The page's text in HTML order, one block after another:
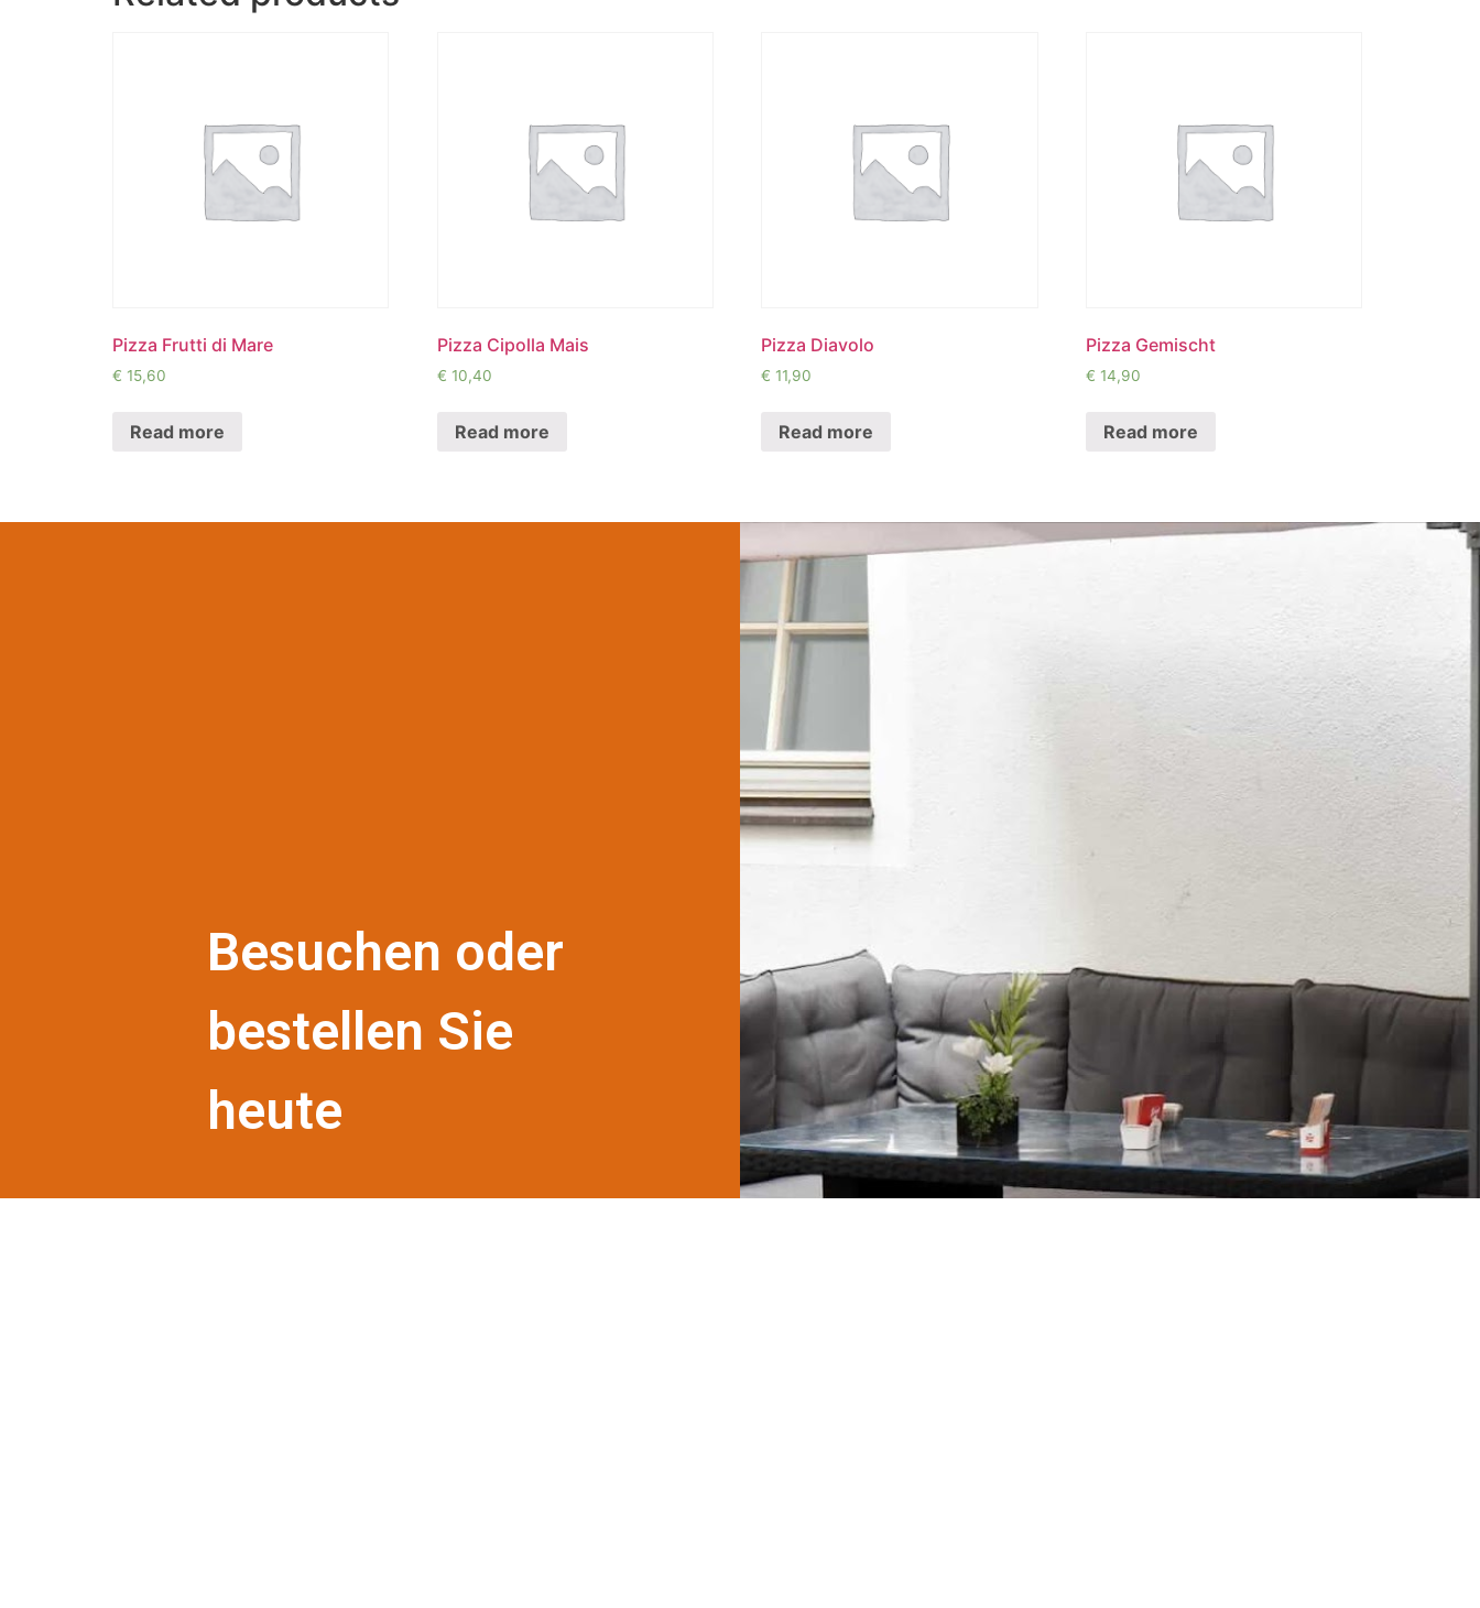
Pizza Frutti di Mare
€ 15,60
Read more
Pizza Cipolla Mais
€ 10,40
Read more
Pizza Diavolo
€ 11,90
Read more
Pizza Gemischt
€ 14,90
Read more
Besuchen oder
bestellen Sie
heute